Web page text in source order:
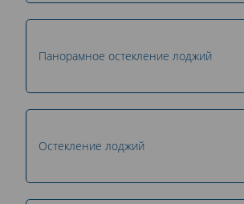
Панорамное остекление лоджий
Остекление лоджий